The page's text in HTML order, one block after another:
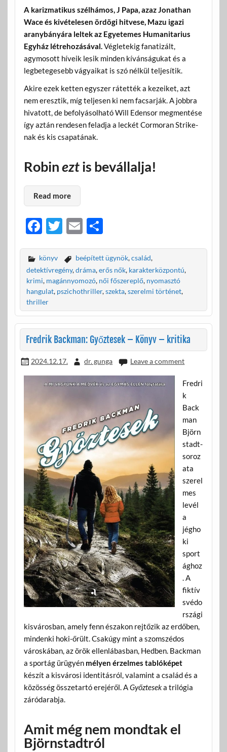
A karizmatikus szélhámos, J Papa, azaz Jonathan
Wace és kivételesen ördögi hitvese, Mazu igazi
aranybányára leltek az Egyetemes Humanitarius
Egyház létrehozásával.Végletekig fanatizált,
agymosott híveik lesik minden kívánságukat és a
legbetegesebb vágyaikat is szó nélkül teljesítik.
Akire ezek ketten egyszer rátették a kezeiket, azt
nem eresztik, míg teljesen ki nem facsarják. A jobbra
hivatott, de befolyásolható Will Edensor megmentése
így aztán rendesen feladja a leckét Cormoran Strike-
nak és kis csapatának.
Robineztis bevállalja!
Read more
F
e
b
o
o
k
T
itt
er
E
ail
O
za
m
e
g
könyv beépített ügynök,család,
detektívregény,dráma,erős nők, karakterközpontú,
krimi, magánnyomozó, női főszereplő, nyomasztó
hangulat, pszichothriller,szekta,szerelmi történet,
thriller
Fredrik Backman: Győztesek – Könyv – kritika
2024.12.17. dr. gunga Leave a comment
Fredri
k
Back
man
Björn
stadt-
soroz
ata
szerel
mes
levél
a
jégho
ki
sport
ághoz
. A
fiktív
svédo
rszági
kisvárosban, amely fenn északon rejtőzik az erdőben,
mindenki hoki-őrült. Csakúgy mint a szomszédos
városkában, az örök ellenlábasban, Hedben. Backman
a sportág ürügyén mélyen érzelmes tablóképet
készít a kisvárosi identitásról, valamint a család és a
közösség összetartó erejéről. AGyőzteseka trilógia
záródarabja.
Amit még nem mondtak el
Björnstadtról